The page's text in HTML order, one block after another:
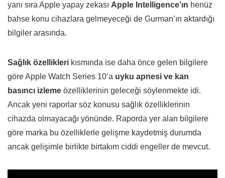
yanı sıra Apple yapay zekası Apple Intelligence’ın henüz
bahse konu cihazlara gelmeyeceği de Gurman’ın aktardığı
bilgiler arasında.
Sağlık özellikleri kısmında ise daha önce gelen bilgilere
göre Apple Watch Series 10’a uyku apnesi ve kan
basıncı izleme özelliklerinin geleceği söylenmekte idi.
Ancak yeni raporlar söz konusu sağlık özelliklerinin
cihazda olmayacağı yönünde. Raporda yer alan bilgilere
göre marka bu özelliklerle gelişme kaydetmiş durumda
ancak gelişimle birlikte birtakım ciddi engeller de mevcut.